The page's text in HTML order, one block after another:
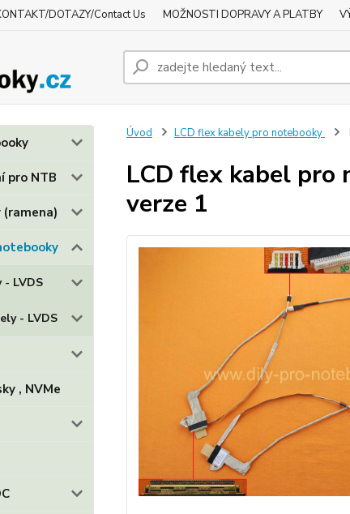
DOTAZY/Contact Us MOŽNOSTI DOPRAVY A PLATBY
pro NTB
- LVDS
- LVDS
, NVMe
Úvod LCD flex kabely pro notebooky
LCD flex kabel pro
verze 1